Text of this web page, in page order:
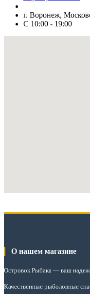
г. Воронеж,
С 10:00 - 19:00
О нашем магазине
Островок Рыбака — ваш
Качественные рыболовные